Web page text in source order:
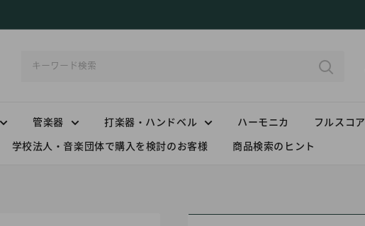
管楽器 打楽器・ハンドベル ハーモニカ フルスコア
学校法人・音楽団体で購入を検討のお客様 商品検索のヒント